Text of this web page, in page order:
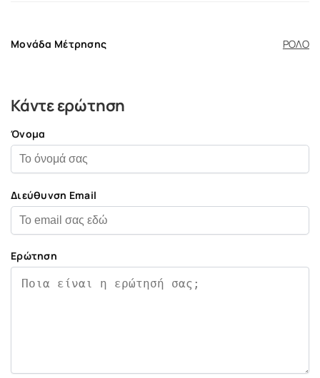
Μονάδα Μέτρησης ΡΟΛΟ
Κάντε ερώτηση
Όνομα
Διεύθυνση Email
Ερώτηση